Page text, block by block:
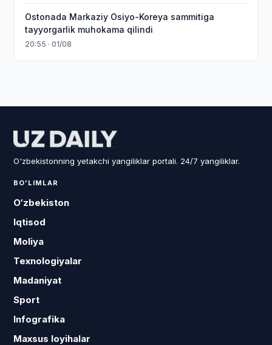
Ostonada Markaziy Osiyo-Koreya sammitiga
tayyorgarlik muhokama qilindi
20:55 · 01/08
O'zbekistonning yetakchi yangiliklar portali. 24/7 yangiliklar.
BO'LIMLAR
O‘zbekiston
Iqtisod
Moliya
Texnologiyalar
Madaniyat
Sport
Infografika
Maxsus loyihalar